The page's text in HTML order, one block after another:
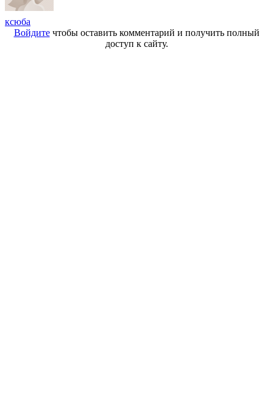
ксюба
Войдитечтобы оставить комментарий и получить полный
доступ к сайту.